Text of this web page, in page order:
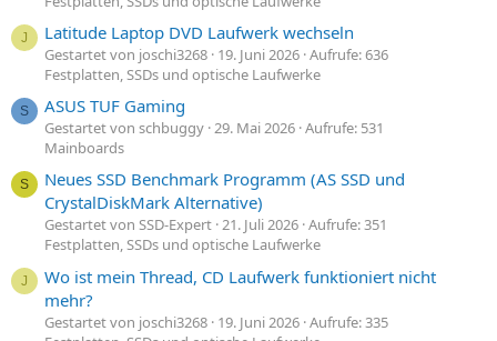
J Latitude Laptop DVD Laufwerk wechseln
Gestartet von joschi3268 19. Juni 2026 Aufrufe: 636
Festplatten, SSDs und optische Laufwerke
S ASUS TUF Gaming
Gestartet von schbuggy 29. Mai 2026 Aufrufe: 531
Mainboards
S
Neues SSD Benchmark Programm (AS SSD und
CrystalDiskMark Alternative)
Gestartet von SSD-Expert 21. Juli 2026 Aufrufe: 351
Festplatten, SSDs und optische Laufwerke
J
Wo ist mein Thread, CD Laufwerk funktioniert nicht
mehr?
Gestartet von joschi3268 19. Juni 2026 Aufrufe: 335